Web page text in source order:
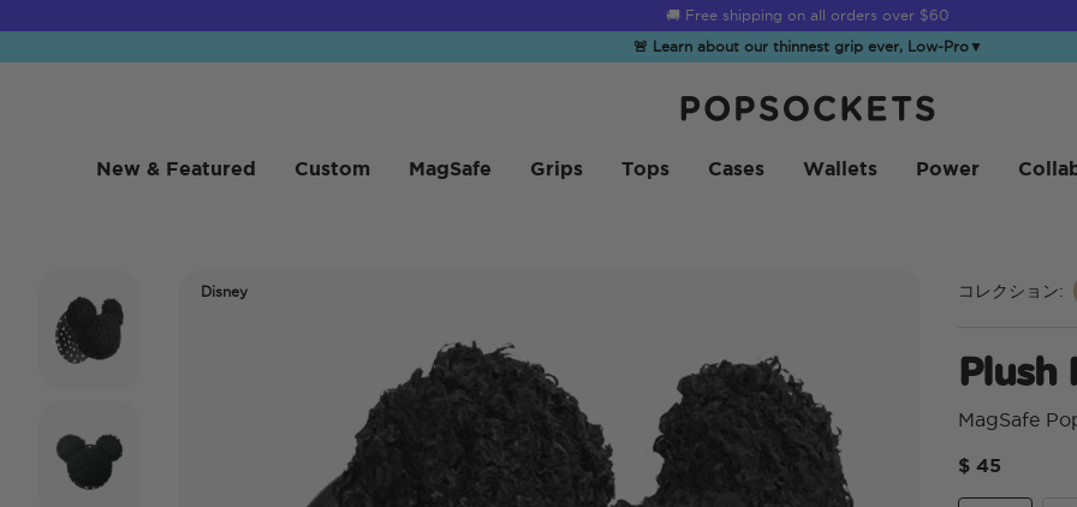
Summer Sendoff Sale is on 🚨 Up to 60% off
🚨 Learn about our thinnest grip ever, Low-Pro▼
New & Featured
Custom MagSafe Grips Tops Cases Wallets Power
Disney コレクション:
Plush
MagSafe
$ 45